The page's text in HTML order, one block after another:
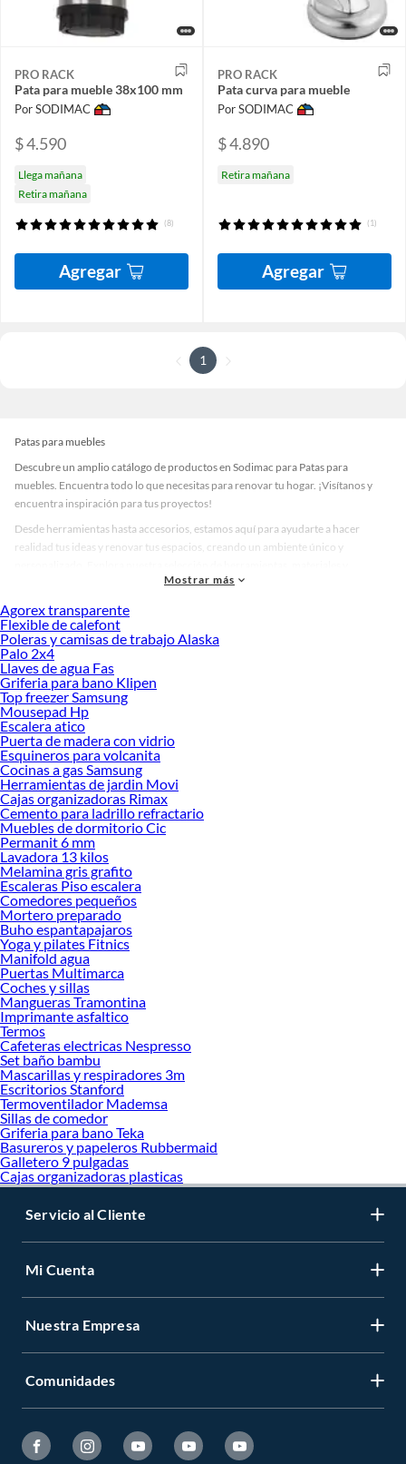
PRO RACK
Pata para mueble 38x100 mm
Por SODIMAC
$ 4.590
Llega mañana
Retira mañana
(8)
Agregar
PRO RACK
Pata curva para mueble
Por SODIMAC
$ 4.890
Retira mañana
(1)
Agregar
1
Patas para muebles
Descubre un amplio catálogo de productos en Sodimac para Patas para
muebles. Encuentra todo lo que necesitas para renovar tu hogar. ¡Visítanos y
encuentra inspiración para tus proyectos!
Desde herramientas hasta accesorios, estamos aquí para ayudarte a hacer
realidad tus ideas y renovar tus espacios, creando un ambiente único y
accesorios de calidad que te ayudarán a crear un espacio más tú.
Desde remodelaciones hasta proyectos de decoración, estamos aquí para hacer
tus ideas realidad. ¡Visítanos y encuentra todo lo que tenemos para ofrecerte en
Patas para muebles!
Explora la variedad de productos de Patas para muebles en Sodimac
Herramientas, materiales y accesorios de calidad para tus proyectos y
renovación de espacios. ¡Visítanos y descubre todo lo que tenemos para
ofrecerte!
Encuentra una amplia variedad de productos de Patas para muebles en Sodimac.
Encuentra todo lo necesario para tus proyectos de renovación y decoración.
¡Visítanos y haz tus ideas realidad!
Mostrar más
Agorex transparente
Flexible de calefont
Poleras y camisas de trabajo Alaska
Palo 2x4
Llaves de agua Fas
Griferia para bano Klipen
Top freezer Samsung
Mousepad Hp
Escalera atico
Puerta de madera con vidrio
Esquineros para volcanita
Cocinas a gas Samsung
Herramientas de jardin Movi
Cajas organizadoras Rimax
Cemento para ladrillo refractario
Muebles de dormitorio Cic
Permanit 6 mm
Lavadora 13 kilos
Melamina gris grafito
Escaleras Piso escalera
Comedores pequeños
Mortero preparado
Buho espantapajaros
Yoga y pilates Fitnics
Manifold agua
Puertas Multimarca
Coches y sillas
Mangueras Tramontina
Imprimante asfaltico
Termos
Cafeteras electricas Nespresso
Set baño bambu
Mascarillas y respiradores 3m
Escritorios Stanford
Termoventilador Mademsa
Sillas de comedor
Griferia para bano Teka
Basureros y papeleros Rubbermaid
Galletero 9 pulgadas
Cajas organizadoras plasticas
Servicio al Cliente
Mi Cuenta
Nuestra Empresa
Comunidades